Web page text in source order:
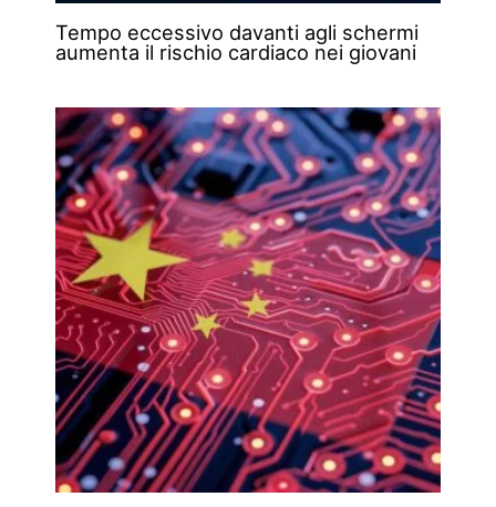
Tempo eccessivo davanti agli schermi
aumenta il rischio cardiaco nei giovani